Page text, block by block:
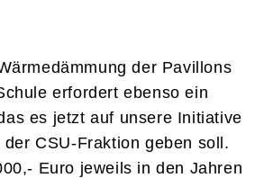
der Pavillons
erfordert ebenso ein
es jetzt auf unsere Initiative
CSU-Fraktion geben soll.
Euro jeweils in den Jahren